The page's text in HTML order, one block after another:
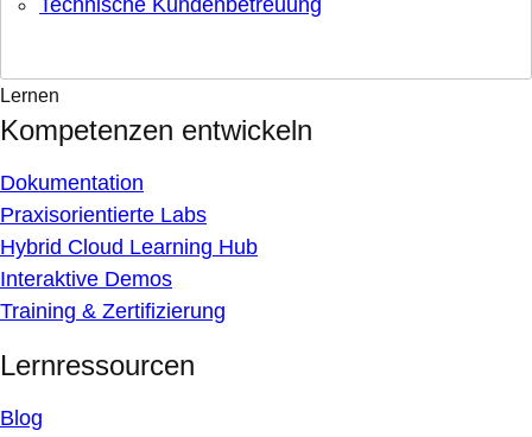
Technische Kundenbetreuung
Lernen
Kompetenzen entwickeln
Dokumentation
Praxisorientierte Labs
Hybrid Cloud Learning Hub
Interaktive Demos
Training & Zertifizierung
Lernressourcen
Blog